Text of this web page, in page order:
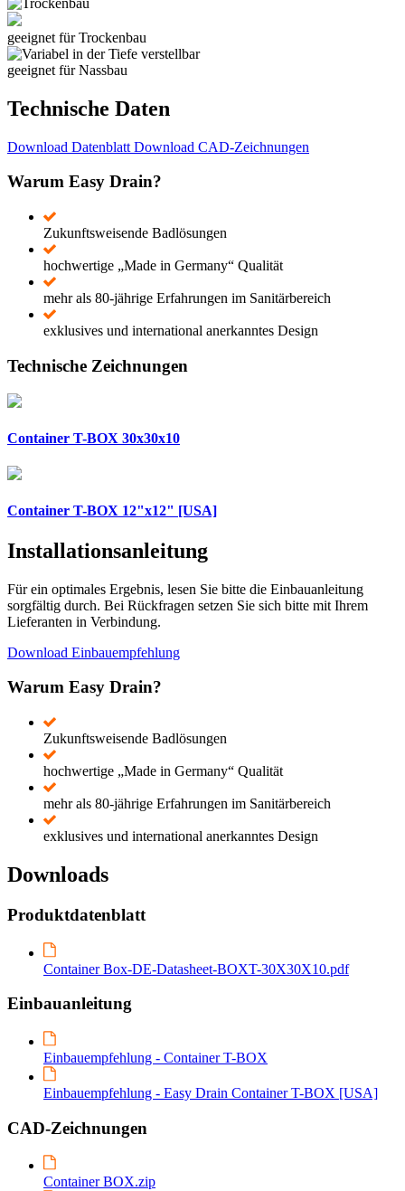
geeignet für Trockenbau
geeignet für Nassbau
Technische Daten
Download Datenblatt Download CAD-Zeichnungen
Warum Easy Drain?
Zukunftsweisende Badlösungen
hochwertige „Made in Germany“ Qualität
mehr als 80-jährige Erfahrungen im Sanitärbereich
exklusives und international anerkanntes Design
Technische Zeichnungen
Container T-BOX 30x30x10
Container T-BOX 12"x12" [USA]
Installationsanleitung
Für ein optimales Ergebnis, lesen Sie bitte die Einbauanleitung
sorgfältig durch. Bei Rückfragen setzen Sie sich bitte mit Ihrem
Lieferanten in Verbindung.
Download Einbauempfehlung
Warum Easy Drain?
Zukunftsweisende Badlösungen
hochwertige „Made in Germany“ Qualität
mehr als 80-jährige Erfahrungen im Sanitärbereich
exklusives und international anerkanntes Design
Downloads
Produktdatenblatt
Container Box-DE-Datasheet-BOXT-30X30X10.pdf
Einbauanleitung
Einbauempfehlung - Container T-BOX
Einbauempfehlung - Easy Drain Container T-BOX [USA]
CAD-Zeichnungen
Container BOX.zip